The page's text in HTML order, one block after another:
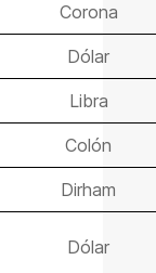
Corona
Dólar
Libra
Colón
Dirham
Dólar